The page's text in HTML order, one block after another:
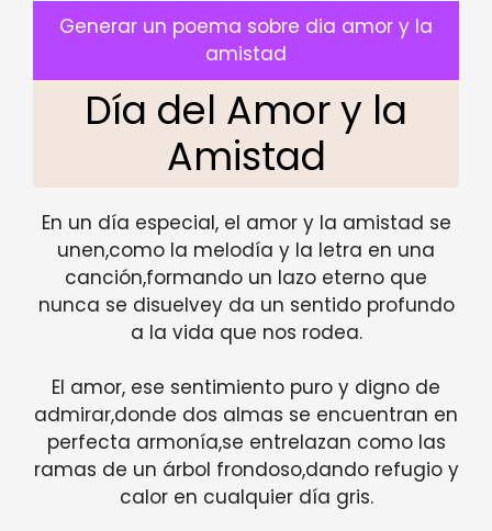
Generar un poema sobre dia amor y la
amistad
Día del Amor y la
Amistad
En un día especial, el amor y la amistad se
unen,como la melodía y la letra en una
canción,formando un lazo eterno que
nunca se disuelvey da un sentido profundo
a la vida que nos rodea.
El amor, ese sentimiento puro y digno de
admirar,donde dos almas se encuentran en
perfecta armonía,se entrelazan como las
ramas de un árbol frondoso,dando refugio y
calor en cualquier día gris.